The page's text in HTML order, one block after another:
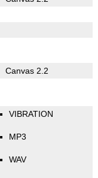
Canvas 2.2
VIBRATION
MP3
WAV